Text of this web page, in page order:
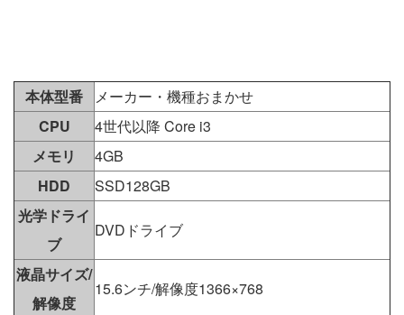
本体型番
メーカー・機種おまかせ
CPU
4世代以降 Core i3
メモリ
4GB
HDD
SSD128GB
光学ドライ
ブ
DVDドライブ
液晶サイズ/
解像度
15.6ンチ/解像度1366×768